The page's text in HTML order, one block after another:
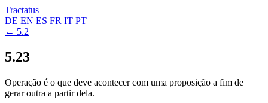
Tractatus
DE EN ES FR IT PT
← 5.2
5.23
Operação é o que deve acontecer com uma proposição a fim de
gerar outra a partir dela.